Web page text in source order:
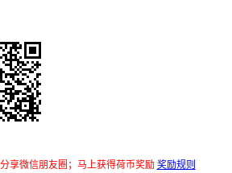
享微信朋友圈；马上获得荷币奖励 奖励规则